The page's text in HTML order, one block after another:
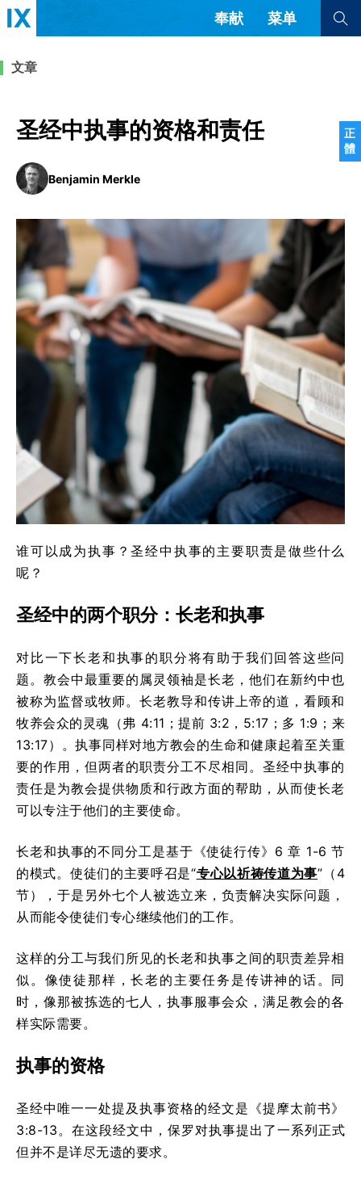
正
體
奉献 菜单
教会带领 解经式讲道与神学
福音传讲与宣教 成员制与教会纪律
团契生活与祷告
查看全部
查看全部
简体中文 正體中文
英语
西班牙语
葡萄牙语
俄语
乌兹别克语
达里语
波斯语
法语
罗马尼亚语
波兰语
越南语
意大利语
德语
韩语
土耳其语
阿拉伯语
阿尔巴尼亚语
塞尔维亚语 柬埔寨语
文章
圣经中执事的资格和责任
Benjamin Merkle
谁可以成为执事？圣经中执事的主要职责是做些什么
呢？
圣经中的两个职分：长老和执事
对比一下长老和执事的职分将有助于我们回答这些问
题。教会中最重要的属灵领袖是长老，他们在新约中也
被称为监督或牧师。长老教导和传讲上帝的道，看顾和
牧养会众的灵魂（弗 4:11；提前 3:2，5:17；多 1:9；来
13:17）。执事同样对地方教会的生命和健康起着至关重
要的作用，但两者的职责分工不尽相同。圣经中执事的
责任是为教会提供物质和行政方面的帮助，从而使长老
可以专注于他们的主要使命。
长老和执事的不同分工是基于《使徒行传》6 章 1-6 节
的模式。使徒们的主要呼召是“专心以祈祷传道为事”（4
节），于是另外七个人被选立来，负责解决实际问题，
从而能令使徒们专心继续他们的工作。
这样的分工与我们所见的长老和执事之间的职责差异相
似。像使徒那样，长老的主要任务是传讲神的话。同
时，像那被拣选的七人，执事服事会众，满足教会的各
样实际需要。
执事的资格
圣经中唯一一处提及执事资格的经文是《提摩太前书》
3:8-13。在这段经文中，保罗对执事提出了一系列正式
但并不是详尽无遗的要求。